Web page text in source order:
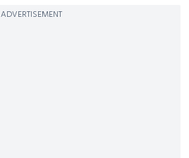
ADVERTISEMENT